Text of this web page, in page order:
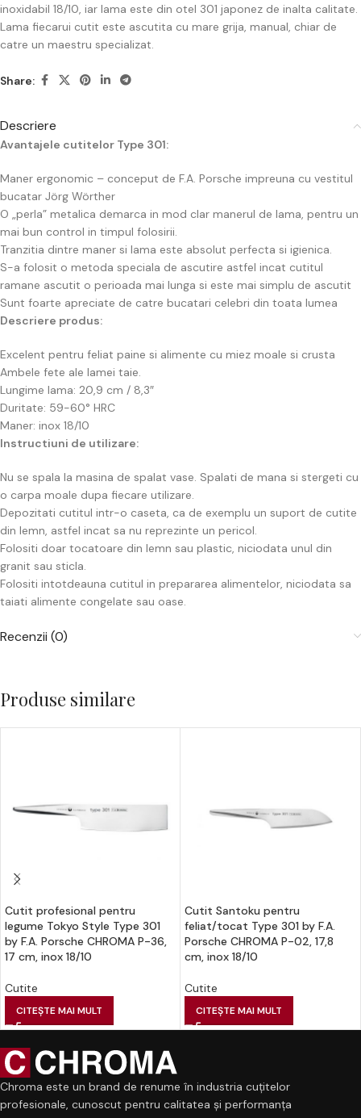
inoxidabil 18/10, iar lama este din otel 301 japonez de inalta calitate.
Lama fiecarui cutit este ascutita cu mare grija, manual, chiar de
catre un maestru specializat.
Share:
Descriere
Avantajele cutitelor Type 301:
Maner ergonomic – conceput de F.A. Porsche impreuna cu vestitul
bucatar Jörg Wörther
O „perla” metalica demarca in mod clar manerul de lama, pentru un
mai bun control in timpul folosirii.
Tranzitia dintre maner si lama este absolut perfecta si igienica.
S-a folosit o metoda speciala de ascutire astfel incat cutitul
ramane ascutit o perioada mai lunga si este mai simplu de ascutit
Sunt foarte apreciate de catre bucatari celebri din toata lumea
Descriere produs:
Excelent pentru feliat paine si alimente cu miez moale si crusta
Ambele fete ale lamei taie.
Lungime lama: 20,9 cm / 8,3″
Duritate: 59-60° HRC
Maner: inox 18/10
Instructiuni de utilizare:
Nu se spala la masina de spalat vase. Spalati de mana si stergeti cu
o carpa moale dupa fiecare utilizare.
Depozitati cutitul intr-o caseta, ca de exemplu un suport de cutite
din lemn, astfel incat sa nu reprezinte un pericol.
Folositi doar tocatoare din lemn sau plastic, niciodata unul din
granit sau sticla.
Folositi intotdeauna cutitul in prepararea alimentelor, niciodata sa
taiati alimente congelate sau oase.
Recenzii (0)
Produse similare
Cutit profesional pentru
legume Tokyo Style Type 301
by F.A. Porsche CHROMA P-36,
17 cm, inox 18/10
Cutite
CITEȘTE MAI MULT
Cutit Santoku pentru
feliat/tocat Type 301 by F.A.
Porsche CHROMA P-02, 17,8
cm, inox 18/10
Cutite
CITEȘTE MAI MULT
Chroma este un brand de renume în industria cuțitelor
profesionale, cunoscut pentru calitatea și performanța